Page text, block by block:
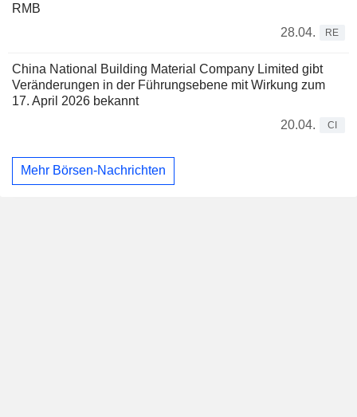
RMB
28.04.
RE
China National Building Material Company Limited gibt
Veränderungen in der Führungsebene mit Wirkung zum
17. April 2026 bekannt
20.04.
CI
Mehr Börsen-Nachrichten